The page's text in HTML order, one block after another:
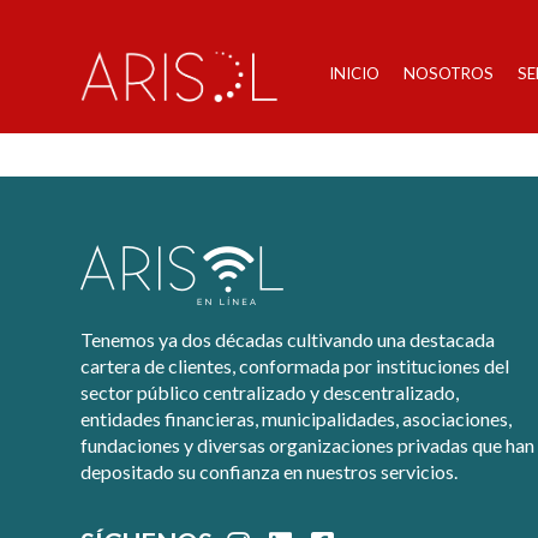
INICIO NOSOTROS
Edwiser – Thank
Tenemos ya dos décadas cultivando una destacada
cartera de clientes, conformada por instituciones del
sector público centralizado y descentralizado,
entidades financieras, municipalidades, asociaciones,
fundaciones y diversas organizaciones privadas que han
depositado su confianza en nuestros servicios.